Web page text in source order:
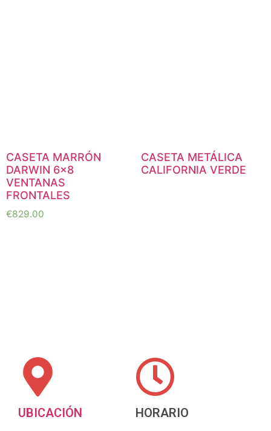
CASETA MARRÓN
DARWIN 6×8
VENTANAS
FRONTALES
€829.00
CASETA METÁLICA
CALIFORNIA VERDE
UBICACIÓN HORARIO